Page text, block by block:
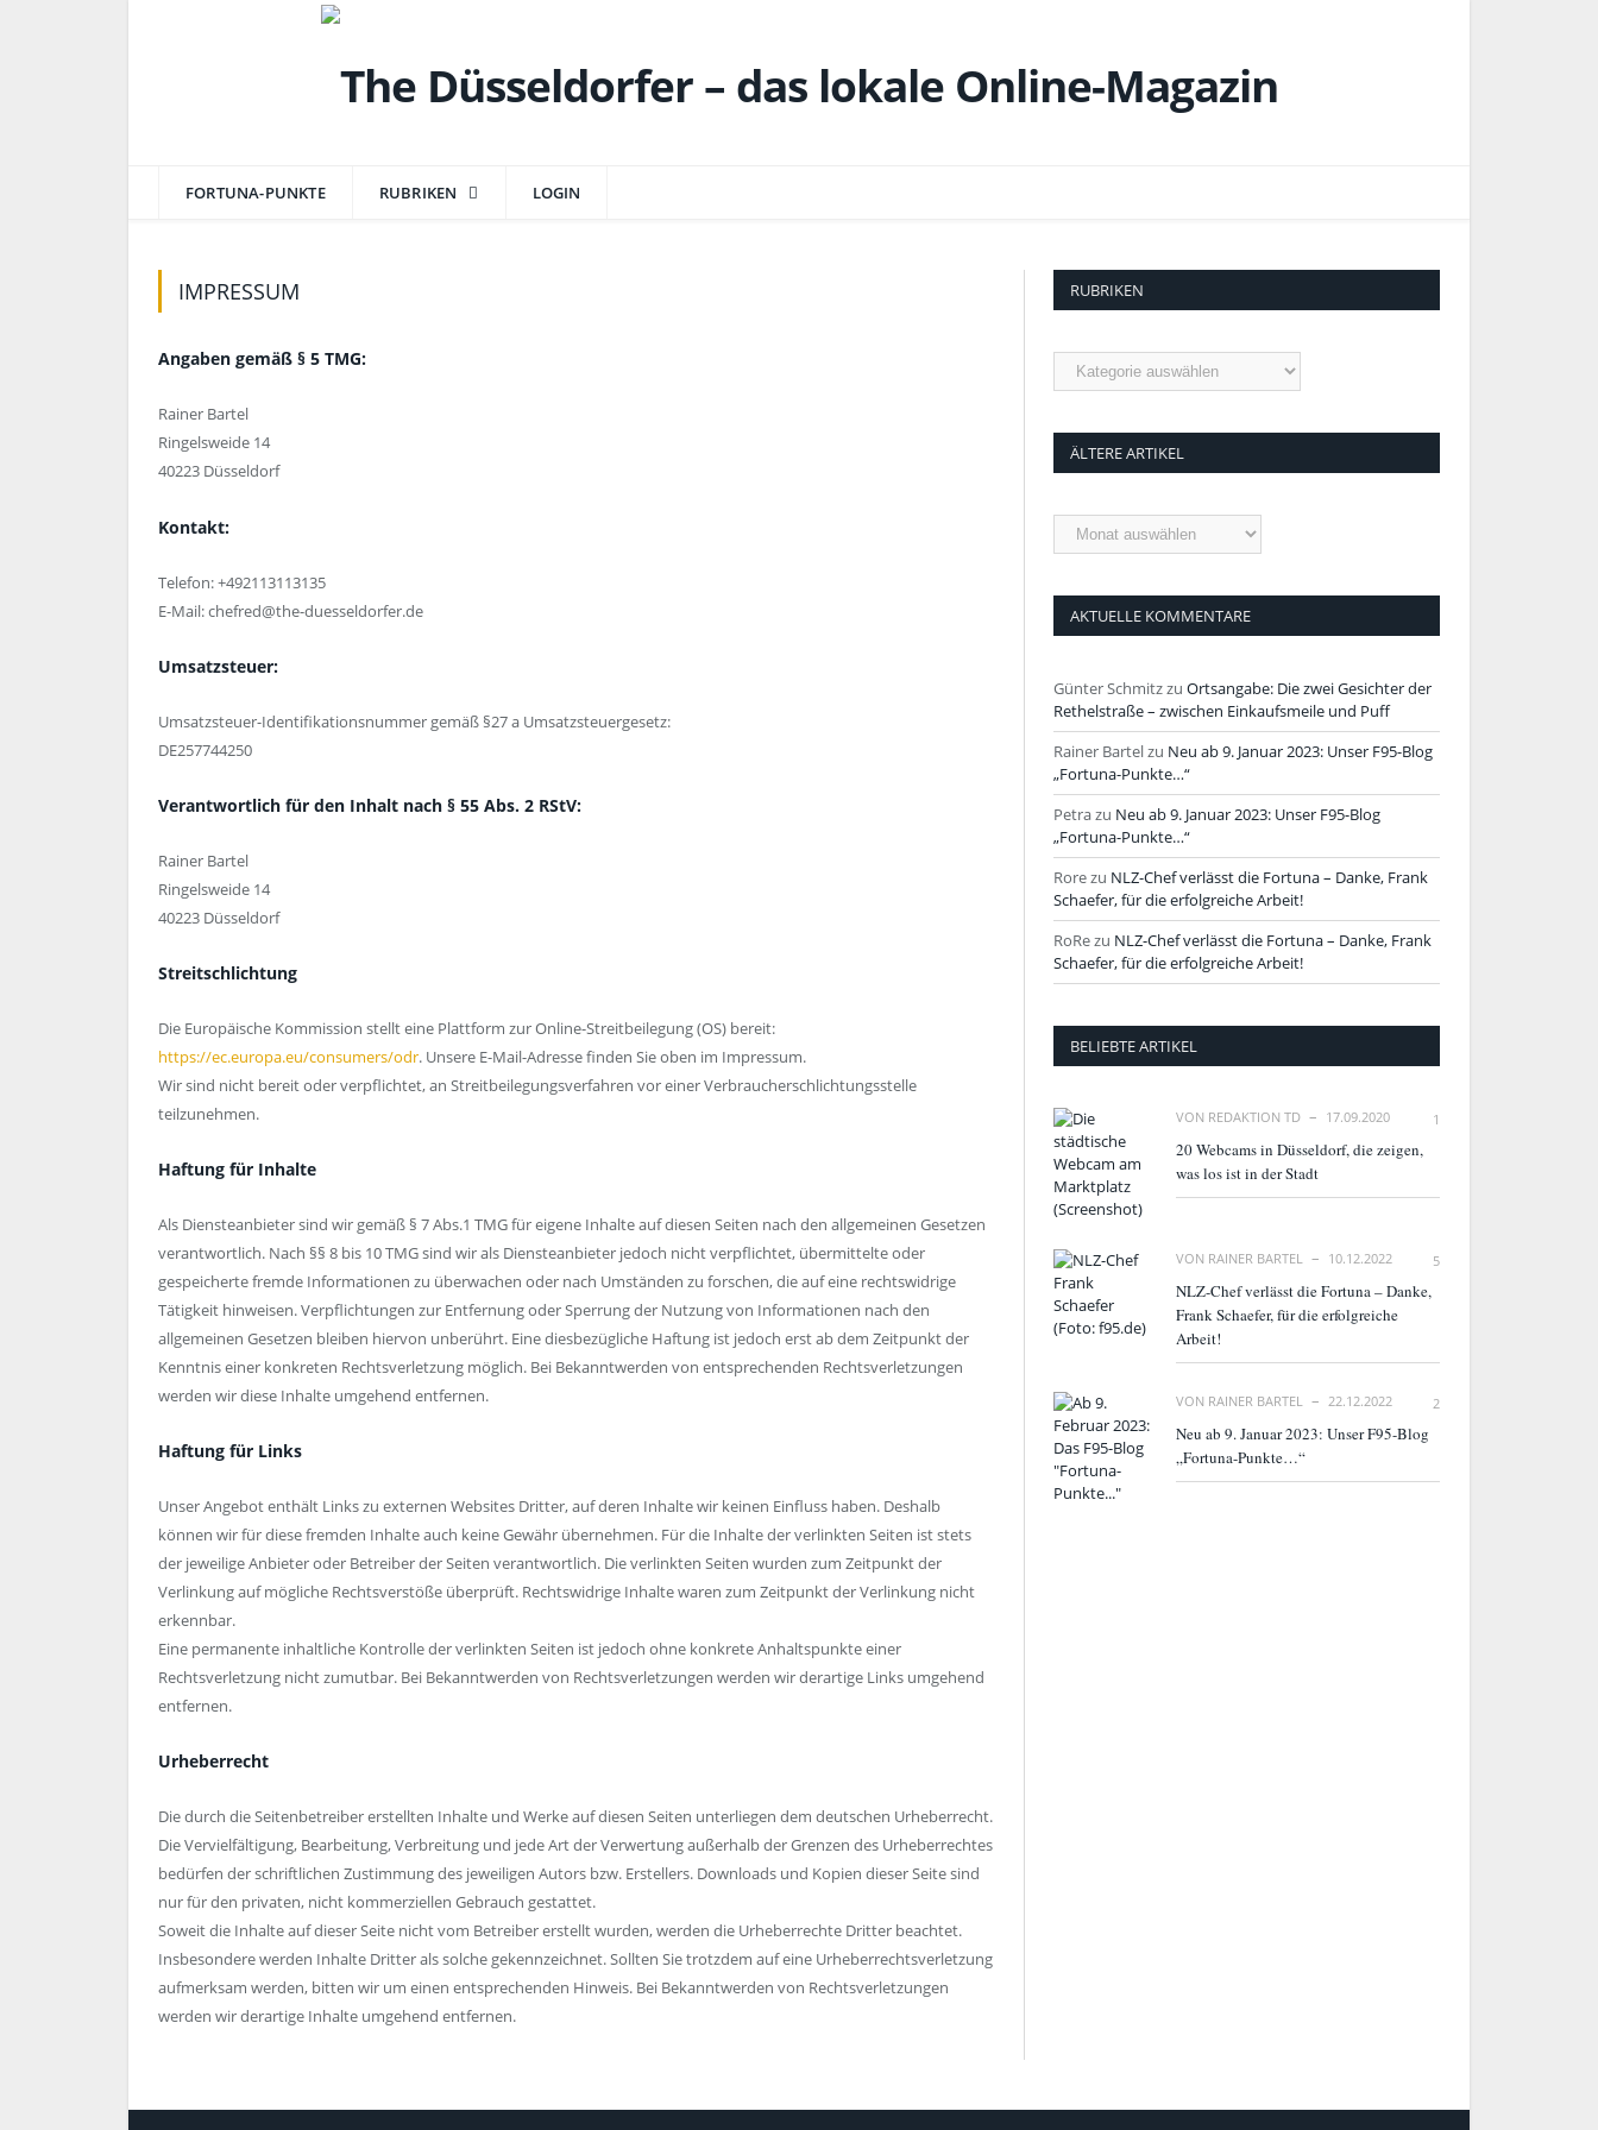
FORTUNA-PUNKTE RUBRIKEN LOGIN
IMPRESSUM
Angaben gemäß § 5 TMG:
Rainer Bartel
Ringelsweide 14
40223 Düsseldorf
Kontakt:
Telefon: +492113113135
E-Mail: chefred@the-duesseldorfer.de
Umsatzsteuer:
Umsatzsteuer-Identifikationsnummer gemäß §27 a Umsatzsteuergesetz:
DE257744250
Verantwortlich für den Inhalt nach § 55 Abs. 2 RStV:
Rainer Bartel
Ringelsweide 14
40223 Düsseldorf
Streitschlichtung
Die Europäische Kommission stellt eine Plattform zur Online-Streitbeilegung (OS) bereit:
https://ec.europa.eu/consumers/odr. Unsere E-Mail-Adresse finden Sie oben im Impressum.
Wir sind nicht bereit oder verpflichtet, an Streitbeilegungsverfahren vor einer Verbraucherschlichtungsstelle
teilzunehmen.
Haftung für Inhalte
Als Diensteanbieter sind wir gemäß § 7 Abs.1 TMG für eigene Inhalte auf diesen Seiten nach den allgemeinen Gesetzen
verantwortlich. Nach §§ 8 bis 10 TMG sind wir als Diensteanbieter jedoch nicht verpflichtet, übermittelte oder
gespeicherte fremde Informationen zu überwachen oder nach Umständen zu forschen, die auf eine rechtswidrige
Tätigkeit hinweisen. Verpflichtungen zur Entfernung oder Sperrung der Nutzung von Informationen nach den
allgemeinen Gesetzen bleiben hiervon unberührt. Eine diesbezügliche Haftung ist jedoch erst ab dem Zeitpunkt der
Kenntnis einer konkreten Rechtsverletzung möglich. Bei Bekanntwerden von entsprechenden Rechtsverletzungen
werden wir diese Inhalte umgehend entfernen.
Haftung für Links
Unser Angebot enthält Links zu externen Websites Dritter, auf deren Inhalte wir keinen Einfluss haben. Deshalb
können wir für diese fremden Inhalte auch keine Gewähr übernehmen. Für die Inhalte der verlinkten Seiten ist stets
der jeweilige Anbieter oder Betreiber der Seiten verantwortlich. Die verlinkten Seiten wurden zum Zeitpunkt der
Verlinkung auf mögliche Rechtsverstöße überprüft. Rechtswidrige Inhalte waren zum Zeitpunkt der Verlinkung nicht
erkennbar.
Eine permanente inhaltliche Kontrolle der verlinkten Seiten ist jedoch ohne konkrete Anhaltspunkte einer
Rechtsverletzung nicht zumutbar. Bei Bekanntwerden von Rechtsverletzungen werden wir derartige Links umgehend
entfernen.
Urheberrecht
Die durch die Seitenbetreiber erstellten Inhalte und Werke auf diesen Seiten unterliegen dem deutschen Urheberrecht.
Die Vervielfältigung, Bearbeitung, Verbreitung und jede Art der Verwertung außerhalb der Grenzen des Urheberrechtes
bedürfen der schriftlichen Zustimmung des jeweiligen Autors bzw. Erstellers. Downloads und Kopien dieser Seite sind
nur für den privaten, nicht kommerziellen Gebrauch gestattet.
Soweit die Inhalte auf dieser Seite nicht vom Betreiber erstellt wurden, werden die Urheberrechte Dritter beachtet.
Insbesondere werden Inhalte Dritter als solche gekennzeichnet. Sollten Sie trotzdem auf eine Urheberrechtsverletzung
aufmerksam werden, bitten wir um einen entsprechenden Hinweis. Bei Bekanntwerden von Rechtsverletzungen
werden wir derartige Inhalte umgehend entfernen.
RUBRIKEN
Rubriken
ÄLTERE ARTIKEL
Ältere
AKTUELLE KOMMENTARE
Günter Schmitzzu Ortsangabe: Die zwei Gesichter der
Rethelstraße – zwischen Einkaufsmeile und Puff
Rainer Bartelzu Neu ab 9. Januar 2023: Unser F95-Blog
„Fortuna-Punkte…“
Petrazu Neu ab 9. Januar 2023: Unser F95-Blog
„Fortuna-Punkte…“
Rorezu NLZ-Chef verlässt die Fortuna – Danke, Frank
Schaefer, für die erfolgreiche Arbeit!
RoRezu NLZ-Chef verlässt die Fortuna – Danke, Frank
Schaefer, für die erfolgreiche Arbeit!
BELIEBTE ARTIKEL
VON REDAKTION TD 17.09.2020 1
20 Webcams in Düsseldorf, die zeigen,
was los ist in der Stadt
VON RAINER BARTEL 10.12.2022 5
NLZ-Chef verlässt die Fortuna – Danke,
Frank Schaefer, für die erfolgreiche
Arbeit!
VON RAINER BARTEL 22.12.2022 2
Neu ab 9. Januar 2023: Unser F95-Blog
„Fortuna-Punkte…“